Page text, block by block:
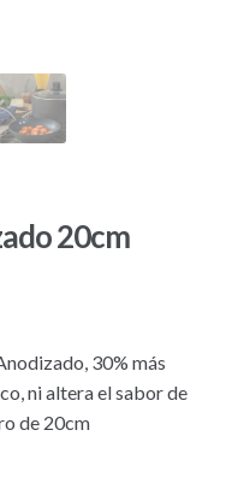
20cm
30% más
ni altera el sabor de
de 20cm